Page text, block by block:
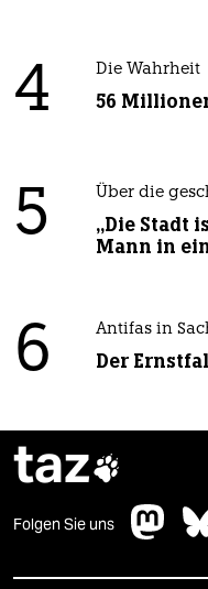
4 Die Wahrheit
56
5 Über die
„Die Stadt
Mann in
6 Antifas in
Der
taz
Folgen Sie uns